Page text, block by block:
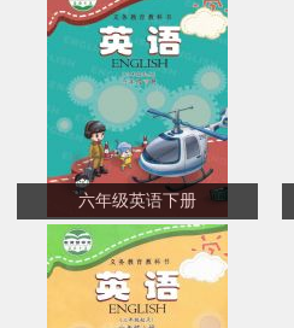
六年级英语下册